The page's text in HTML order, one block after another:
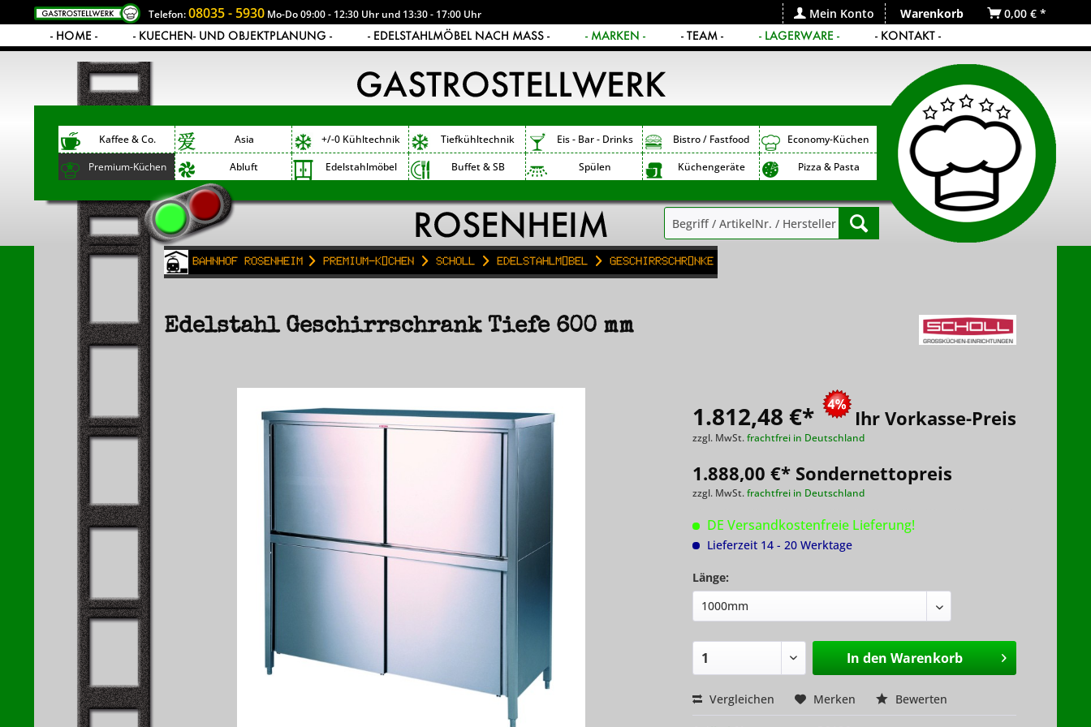
Telefon:08035 - 5930 Mo-Do 09:00 - 12:30 Uhr und 13:30 - 17:00 Uhr Mein Konto Warenkorb
0,00 € *
- HOME -
- KUECHEN- UND OBJEKTPLANUNG - - EDELSTAHLMÖBEL NACH MASS - - MARKEN - - TEAM - - LAGERWARE - - KONTAKT -
Kaffee & Co. Asia +/-0 Kühltechnik Tiefkühltechnik Eis - Bar - Drinks Bistro / Fastfood
Economy-Küchen
Premium-Küchen
Abluft Edelstahlmöbel Buffet & SB Spülen Küchengeräte Pizza & Pasta
Bahnhof Rosenheim Premium-Küchen Scholl Edelstahlmöbel Geschirrschränke
Edelstahl Geschirrschrank Tiefe 600 mm
1.812,48 €* Ihr Vorkasse-Preis
zzgl. MwSt.frachtfrei in Deutschland
1.888,00 €* Sondernettopreis
zzgl. MwSt.frachtfrei in Deutschland
DE Versandkostenfreie Lieferung!
Lieferzeit 14 - 20 Werktage
Länge:
In den Warenkorb
Vergleichen Merken Bewerten